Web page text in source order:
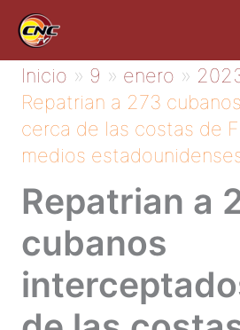
contenido
Inicio 9 enero
Repatrian a 273
cerca de las costas de
medios
Repatrian a
cubanos